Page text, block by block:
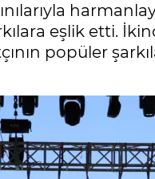
eşlik etti.
popüler